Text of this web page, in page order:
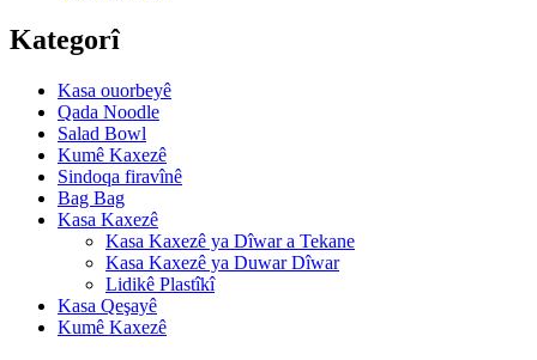
Kategorî
Kasa ouorbeyê
Qada Noodle
Salad Bowl
Kumê Kaxezê
Sindoqa firavînê
Bag Bag
Kasa Kaxezê
Kasa Kaxezê ya Dîwar a Tekane
Kasa Kaxezê ya Duwar Dîwar
Lidikê Plastîkî
Kasa Qeşayê
Kumê Kaxezê